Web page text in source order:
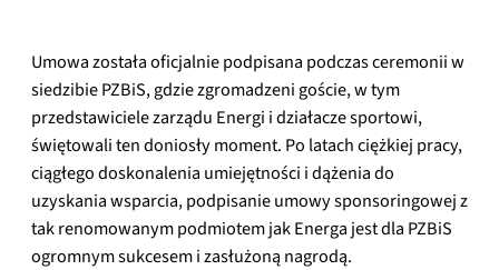
Umowa została oficjalnie podpisana podczas ceremonii w
siedzibie PZBiS, gdzie zgromadzeni goście, w tym
przedstawiciele zarządu Energi i działacze sportowi,
świętowali ten doniosły moment. Po latach ciężkiej pracy,
ciągłego doskonalenia umiejętności i dążenia do
uzyskania wsparcia, podpisanie umowy sponsoringowej z
tak renomowanym podmiotem jak Energa jest dla PZBiS
ogromnym sukcesem i zasłużoną nagrodą.